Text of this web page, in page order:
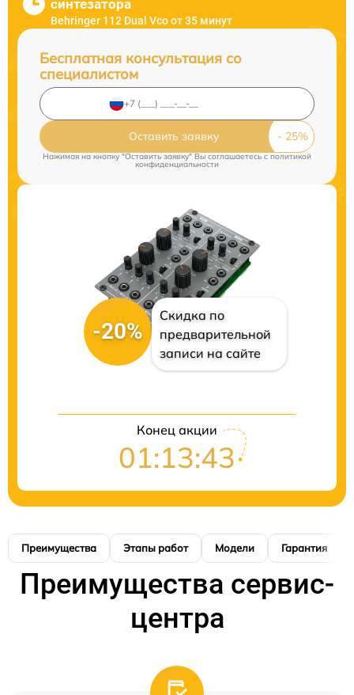
синтезатора
Behringer 112 Dual Vco от 35 минут
Бесплатная консультация со
специалистом
Оставить заявку
Нажимая на кнопку "Оставить заявку" Вы соглашаетесь cполитикой
конфиденциальности
-20%
Скидка по
предварительной
записи на сайте
Конец акции
01:13:42
Преимущества Этапы работ Модели Гарантия
Преимущества сервис-
центра